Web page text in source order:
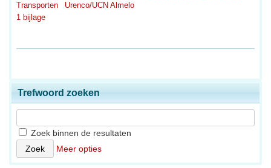
Transporten
Urenco/UCN Almelo
1 bijlage
Trefwoord zoeken
Zoek binnen de resultaten
Meer opties